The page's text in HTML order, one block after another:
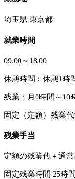
埼玉県 東京都
就業時間
09:00～18:00
休憩時間：休憩1時
残業：月0時間～10
固定（定額）残業代
残業手当
定額の残業代＋通
固定残業時間 25時